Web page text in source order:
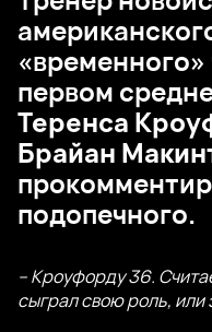
«временного»
первом
Теренса
Брайан
подопечного.
– Кроуфорду 36.
сыграл свою роль,